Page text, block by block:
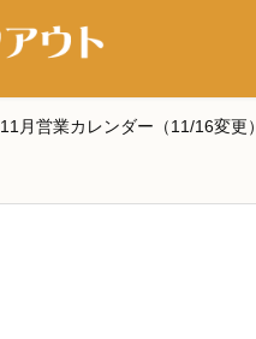
11月営業カレンダー（11/16変更）